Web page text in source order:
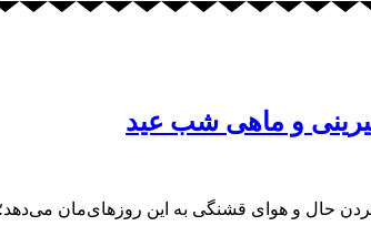
و ماهی شب عید
حال و هوای قشنگی به این روزهای‌مان می‌دهد؛